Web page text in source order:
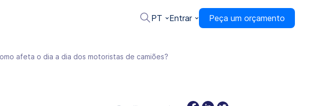
PT Entrar Peça um orçamento
afeta o dia a dia dos motoristas de camiões?